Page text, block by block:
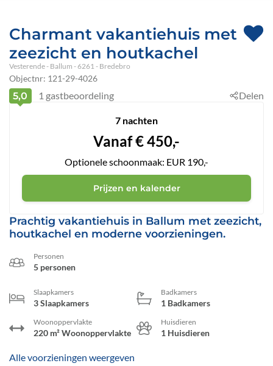
Charmant vakantiehuis met
zeezicht en houtkachel
Vesterende - Ballum - 6261 - Bredebro
Objectnr: 121-29-4026
Prachtig vakantiehuis in Ballum met zeezicht,
houtkachel en moderne voorzieningen.
Personen
5 personen
Slaapkamers
3 Slaapkamers
Badkamers
1 Badkamers
Woonoppervlakte
220 m² Woonoppervlakte
Huisdieren
1 Huisdieren
Alle voorzieningen weergeven
5,0 1 gastbeoordeling Delen
7 nachten
Vanaf€450,-
Optionele schoonmaak: EUR 190,-
Prijzen en kalender